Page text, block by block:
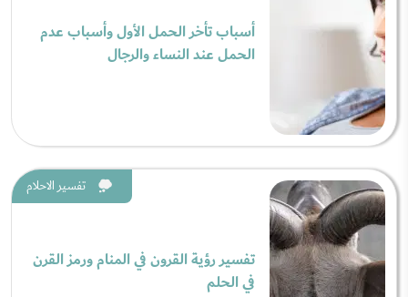
أسباب تأخر الحمل الأول وأسباب عدم
الحمل عند النساء والرجال
تفسير الاحلام
تفسير رؤية القرون في المنام ورمز القرن
في الحلم